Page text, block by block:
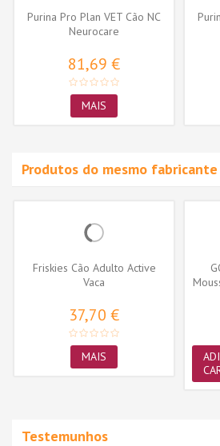
Purina Pro Plan VET Cão NC
Neurocare
81,69 €
MAIS
Produtos do mesmo fabricante
Friskies Cão Adulto Active
Vaca
37,70 €
MAIS
Testemunhos